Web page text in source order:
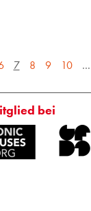
7 8 9 10 …
bei